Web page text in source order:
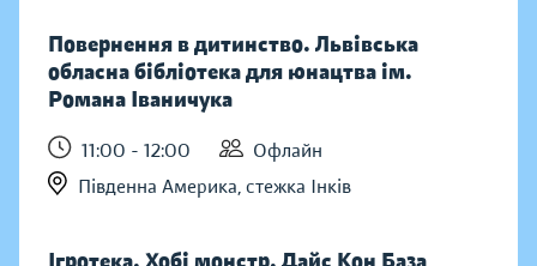
Повернення в дитинство. Львівська
обласна бібліотека для юнацтва ім.
Романа Іваничука
11:00 - 12:00
Офлайн
Південна Америка, стежка Інків